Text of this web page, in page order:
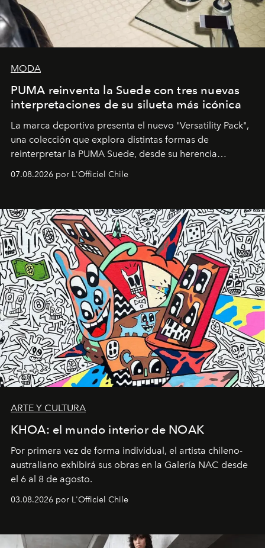
MODA
PUMA reinventa la Suede con tres nuevas
interpretaciones de su silueta más icónica
La marca deportiva presenta el nuevo "Versatility Pack",
una colección que explora distintas formas de
reinterpretar la PUMA Suede, desde su herencia
diseño y el universo outdoor.
07.08.2026 por L'Officiel Chile
ARTE Y CULTURA
KHOA: el mundo interior de NOAK
Por primera vez de forma individual, el artista chileno-
australiano exhibirá sus obras en la Galería NAC desde
el 6 al 8 de agosto.
03.08.2026 por L'Officiel Chile